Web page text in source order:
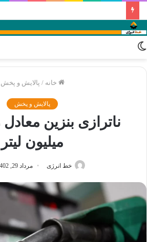
خانه / پالایش و پخش
پالایش و پخش
میلیون لیتر
خط انرژی مرداد 29, 1402